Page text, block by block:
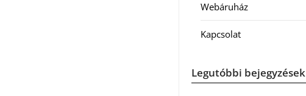
Webáruház
Kapcsolat
Legutóbbi bejegyzések